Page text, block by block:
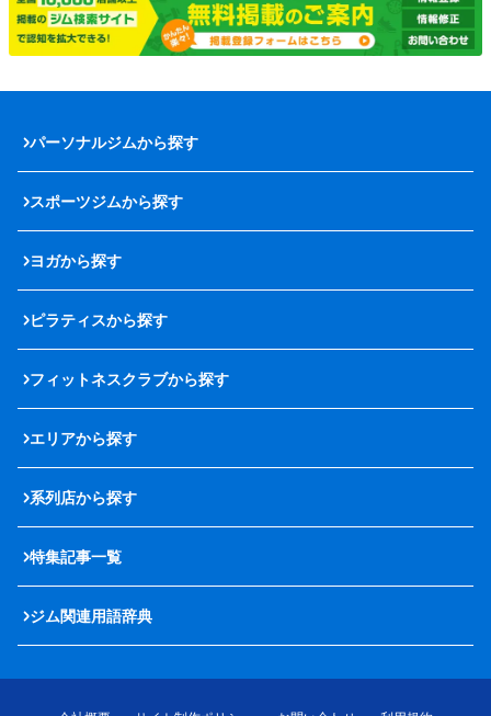
パーソナルジムから探す
スポーツジムから探す
ヨガから探す
ピラティスから探す
フィットネスクラブから探す
エリアから探す
系列店から探す
特集記事一覧
ジム関連用語辞典